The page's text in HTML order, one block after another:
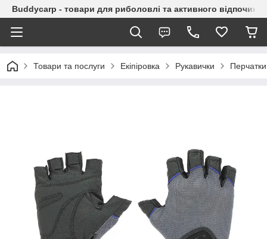
Buddycarp - товари для риболовлі та активного
Товари та послуги Екіпіровка Рукавички